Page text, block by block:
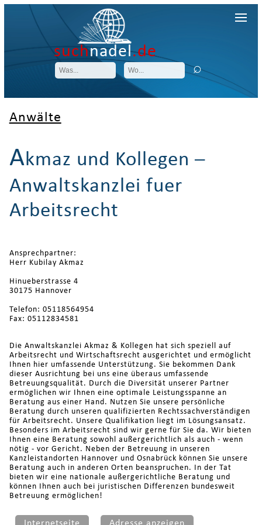
suchnadel.de
Anwälte
Akmaz und Kollegen –
Anwaltskanzlei fuer
Arbeitsrecht
Ansprechpartner:
Herr Kubilay Akmaz
Hinueberstrasse 4
30175 Hannover
Telefon: 05118564954
Fax: 05112834581
Die Anwaltskanzlei Akmaz & Kollegen hat sich speziell auf
Arbeitsrecht und Wirtschaftsrecht ausgerichtet und ermöglicht
Ihnen hier umfassende Unterstützung. Sie bekommen Dank
dieser Ausrichtung bei uns eine überaus umfassende
Betreuungsqualität. Durch die Diversität unserer Partner
ermöglichen wir Ihnen eine optimale Leistungsspanne an
Beratung aus einer Hand. Nutzen Sie unsere persönliche
Beratung durch unseren qualifizierten Rechtssachverständigen
für Arbeitsrecht. Unsere Qualifikation liegt im Lösungsansatz.
Besonders im Arbeitsrecht sind wir gerne für Sie da. Wir bieten
Ihnen eine Beratung sowohl außergerichtlich als auch - wenn
nötig - vor Gericht. Neben der Betreuung in unseren
Kanzleistandorten Hannover und Osnabrück können Sie unsere
Beratung auch in anderen Orten beanspruchen. In der Tat
bieten wir eine nationale außergerichtliche Beratung und
können Ihnen auch bei juristischen Differenzen bundesweit
Betreuung ermöglichen!